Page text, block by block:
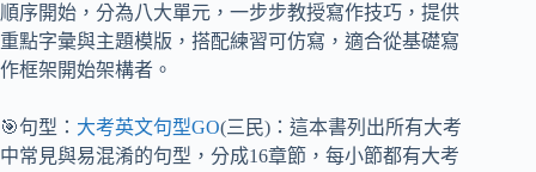
順序開始，分為八大單元，一步步教授寫作技巧，提供
重點字彙與主題模版，搭配練習可仿寫，適合從基礎寫
作框架開始架構者。
🎯句型： 大考英文句型GO(三民)：這本書列出所有大考
中常見與易混淆的句型，分成16章節，每小節都有大考